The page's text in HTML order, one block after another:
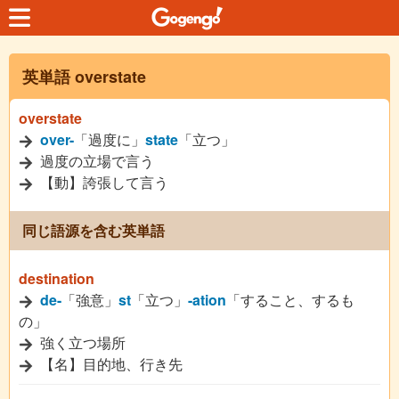
英単語 overstate
overstate
over- 「過度に」 state 「立つ」
過度の立場で言う
【動】誇張して言う
同じ語源を含む英単語
destination
de- 「強意」 st 「立つ」 -ation 「すること、するも
の」
強く立つ場所
【名】目的地、行き先